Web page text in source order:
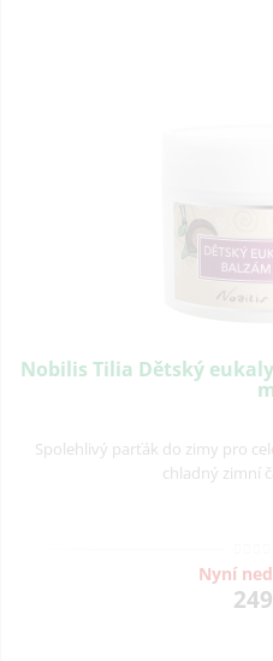
Nobilis Tilia Dětský
Spolehlivý parťák do zimy pro
chladný zimní
Nyní